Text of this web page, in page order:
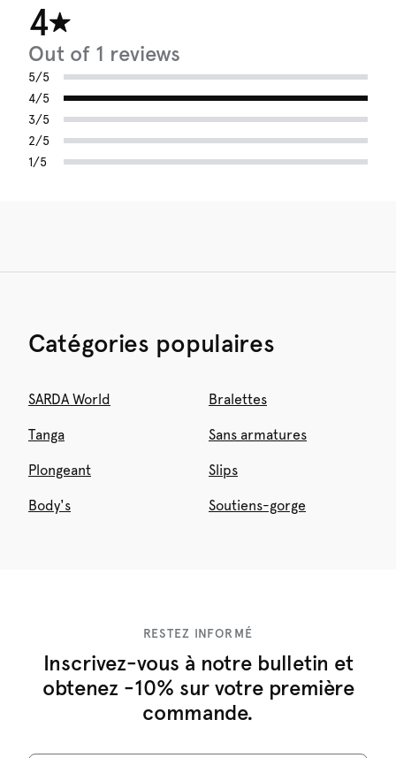
4
Out of 1 reviews
5/5
4/5
3/5
2/5
1/5
Catégories populaires
SARDA World Bralettes
Tanga Sans armatures
Plongeant Slips
Body's Soutiens-gorge
RESTEZ INFORMÉ
Inscrivez-vous à notre bulletin et
obtenez -10% sur votre première
commande.